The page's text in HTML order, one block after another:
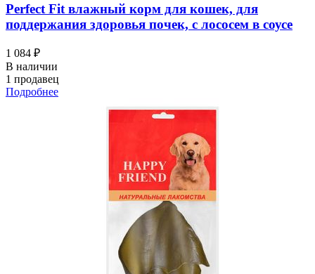
Perfect Fit влажный корм для кошек, для
поддержания здоровья почек, с лососем в соусе
1 084 ₽
В наличии
1 продавец
Подробнее